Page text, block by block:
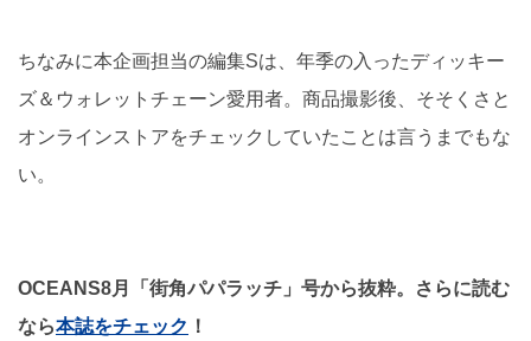
ちなみに本企画担当の編集Sは、年季の入ったディッキー
ズ＆ウォレットチェーン愛用者。商品撮影後、そそくさと
オンラインストアをチェックしていたことは言うまでもな
い。
OCEANS8月「街角パパラッチ」号から抜粋。さらに読む
なら本誌をチェック ！